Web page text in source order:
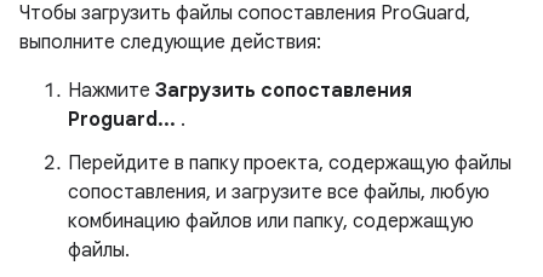
Чтобы загрузить файлы сопоставления ProGuard,
выполните следующие действия:
Нажмите Загрузить сопоставления
Proguard... .
Перейдите в папку проекта, содержащую файлы
сопоставления, и загрузите все файлы, любую
комбинацию файлов или папку, содержащую
файлы.